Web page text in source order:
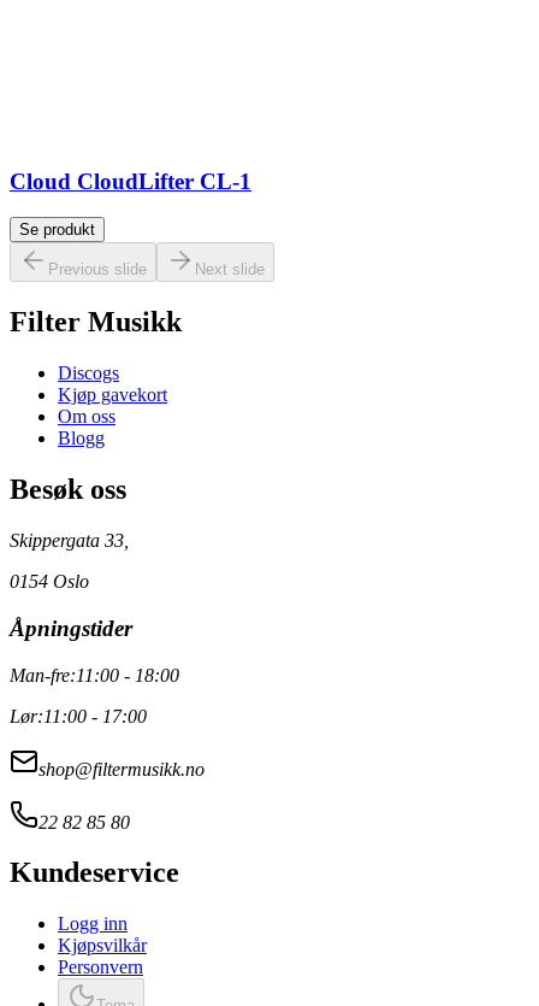
Cloud CloudLifter CL-1
Se produkt
Previous slide Next slide
Filter Musikk
Discogs
Kjøp gavekort
Om oss
Blogg
Besøk oss
Skippergata 33,
0154 Oslo
Åpningstider
Man-fre:11:00 - 18:00
Lør:11:00 - 17:00
shop@filtermusikk.no
22 82 85 80
Kundeservice
Logg inn
Kjøpsvilkår
Personvern